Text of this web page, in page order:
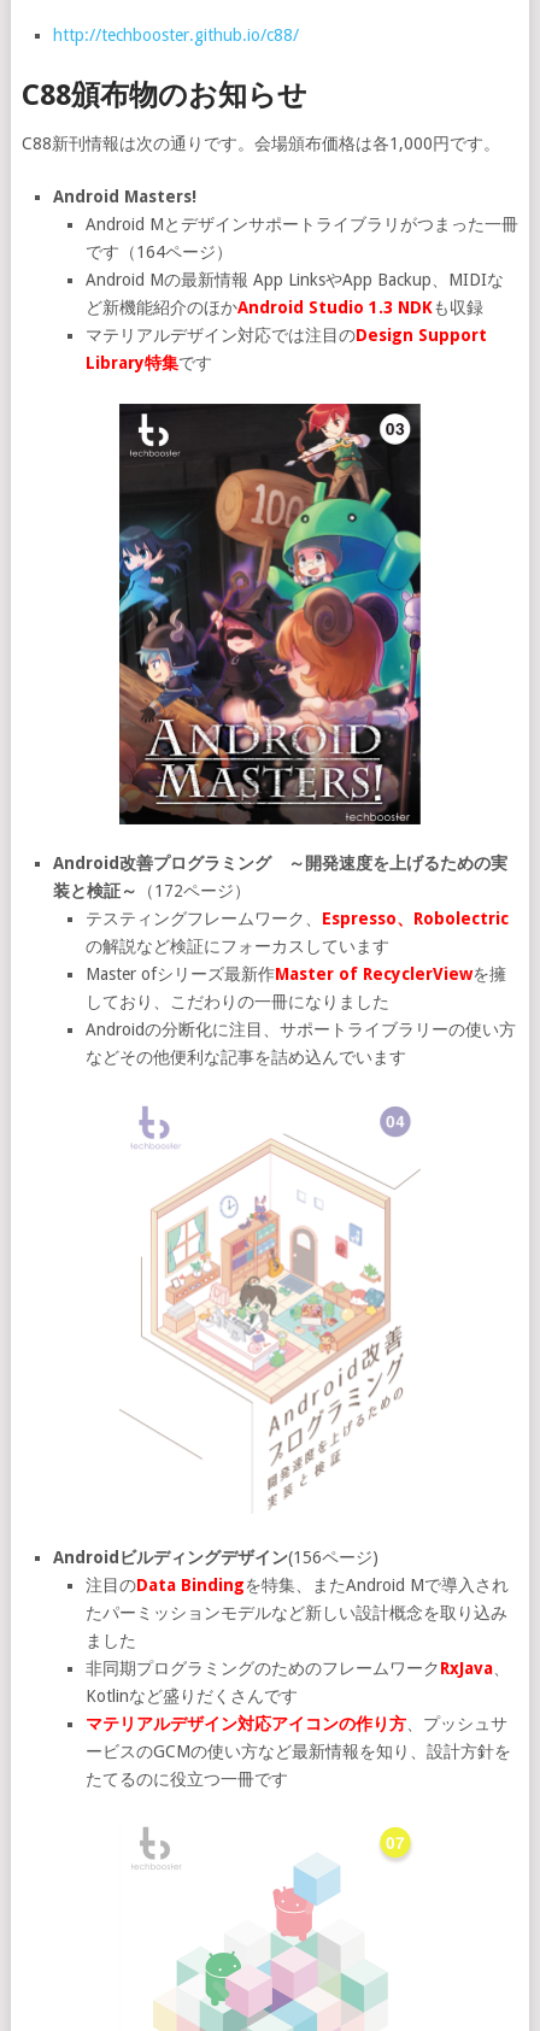
http://techbooster.github.io/c88/
C88頒布物のお知らせ
C88新刊情報は次の通りです。会場頒布価格は各1,000円です。
Android Masters!
Android Mとデザインサポートライブラリがつまった一冊
です（164ページ）
Android Mの最新情報 App LinksやApp Backup、MIDIな
ど新機能紹介のほかAndroid Studio 1.3 NDKも収録
マテリアルデザイン対応では注目のDesign Support
Library特集です
Android改善プログラミング ～開発速度を上げるための実
装と検証～
（172ページ）
テスティングフレームワーク、 Espresso、Robolectric
の解説など検証にフォーカスしています
Master ofシリーズ最新作Master of RecyclerViewを擁
しており、こだわりの一冊になりました
Androidの分断化に注目、サポートライブラリーの使い方
などその他便利な記事を詰め込んでいます
Androidビルディングデザイン(156ページ)
注目のData Bindingを特集、またAndroid Mで導入され
たパーミッションモデルなど新しい設計概念を取り込み
ました
非同期プログラミングのためのフレームワークRxJava、
Kotlinなど盛りだくさんです
マテリアルデザイン対応アイコンの作り方、プッシュサ
ービスのGCMの使い方など最新情報を知り、設計方針を
たてるのに役立つ一冊です